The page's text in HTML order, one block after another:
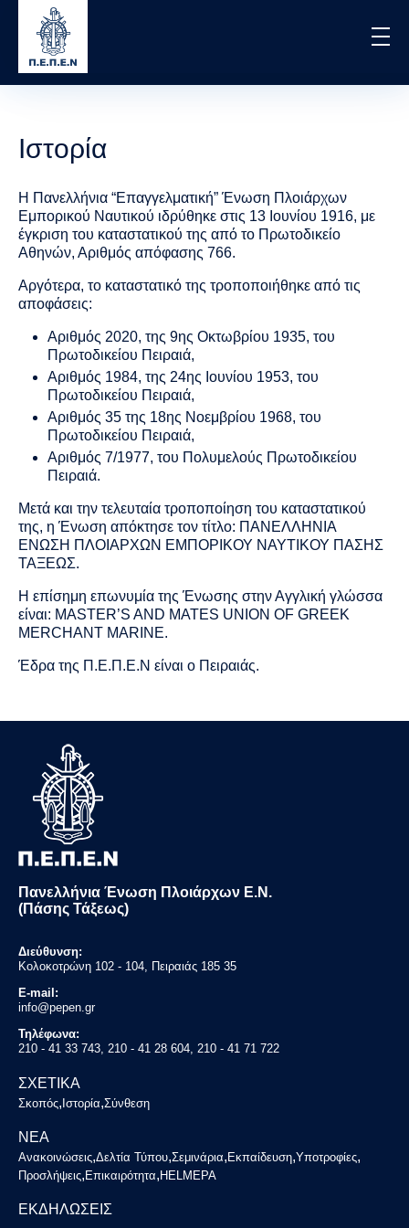
content
Ιστορία
Η Πανελλήνια “Επαγγελματική” Ένωση Πλοιάρχων
Εμπορικού Ναυτικού ιδρύθηκε στις 13 Ιουνίου 1916, με
έγκριση του καταστατικού της από το Πρωτοδικείο
Αθηνών, Αριθμός απόφασης 766.
Αργότερα, το καταστατικό της τροποποιήθηκε από τις
αποφάσεις:
Αριθμός 2020, της 9ης Οκτωβρίου 1935, του
Πρωτοδικείου Πειραιά,
Αριθμός 1984, της 24ης Ιουνίου 1953, του
Πρωτοδικείου Πειραιά,
Αριθμός 35 της 18ης Νοεμβρίου 1968, του
Πρωτοδικείου Πειραιά,
Αριθμός 7/1977, του Πολυμελούς Πρωτοδικείου
Πειραιά.
Μετά και την τελευταία τροποποίηση του καταστατικού
της, η Ένωση απόκτησε τον τίτλο: ΠΑΝΕΛΛΗΝΙΑ
ΕΝΩΣΗ ΠΛΟΙΑΡΧΩΝ ΕΜΠΟΡΙΚΟΥ ΝΑΥΤΙΚΟΥ ΠΑΣΗΣ
ΤΑΞΕΩΣ.
Η επίσημη επωνυμία της Ένωσης στην Αγγλική γλώσσα
είναι: MASTER’S AND MATES UNION OF GREEK
MERCHANT MARINE.
Έδρα της Π.Ε.Π.Ε.Ν είναι ο Πειραιάς.
Πανελλήνια Ένωση Πλοιάρχων Ε.Ν.
(Πάσης Τάξεως)
Διεύθυνση:
Κολοκοτρώνη 102 - 104, Πειραιάς 185 35
E-mail:
info@pepen.gr
Τηλέφωνα:
210 - 41 33 743, 210 - 41 28 604, 210 - 41 71 722
ΣΧΕΤΙΚΑ
Σκοπός, Ιστορία,Σύνθεση
ΝΕΑ
Ανακοινώσεις,Δελτία Τύπου,Σεμινάρια,Εκπαίδευση,Υποτροφίες,
Προσλήψεις, Επικαιρότητα, HELMEPA
ΕΚΔΗΛΩΣΕΙΣ